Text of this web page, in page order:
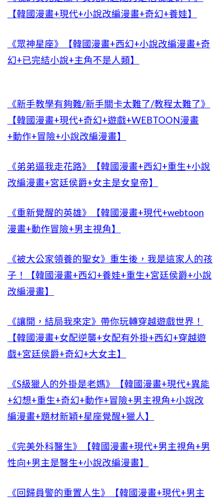
【韓國漫畫+現代+小說改編漫畫+奇幻+養娃】
《眾神星座》【韓國漫畫+西幻+小說改編漫畫+奇
幻+已完結小說+主角不是人類】
《新手教學有夠難/新手關卡太難了/教程太難了》
【韓國漫畫+現代+奇幻+遊戲+WEBTOON漫畫
+動作+冒險+小說改編漫畫】
《弟弟逼我走花路》【韓國漫畫+西幻+重生+小說
改編漫畫+宮廷侯爵+女主是女皇帝】
《重新覺醒的英雄》【韓國漫畫+現代+webtoon
漫畫+動作冒險+男主視角】
《被大公家領養的聖女》重生後，我是這家人的孩
子！【韓國漫畫+西幻+養娃+重生+宮廷侯爵+小說
改編漫畫】
《讓開，結局我來定》帶你玩轉穿越遊戲世界！
【韓國漫畫+女配逆襲+女配有外掛+西幻+穿越遊
戲+宮廷侯爵+奇幻+大女主】
《S級獵人的外掛是老媽》【韓國漫畫+現代+異能
+幻想+重生+奇幻+動作+冒險+男主視角+小說改
編漫畫+題材新穎+星座覺醒+獵人】
《完美外科醫生》【韓國漫畫+現代+男主視角+男
性向+男主是醫生+小說改編漫畫】
《回歸員警的重置人生》【韓國漫畫+現代+男主